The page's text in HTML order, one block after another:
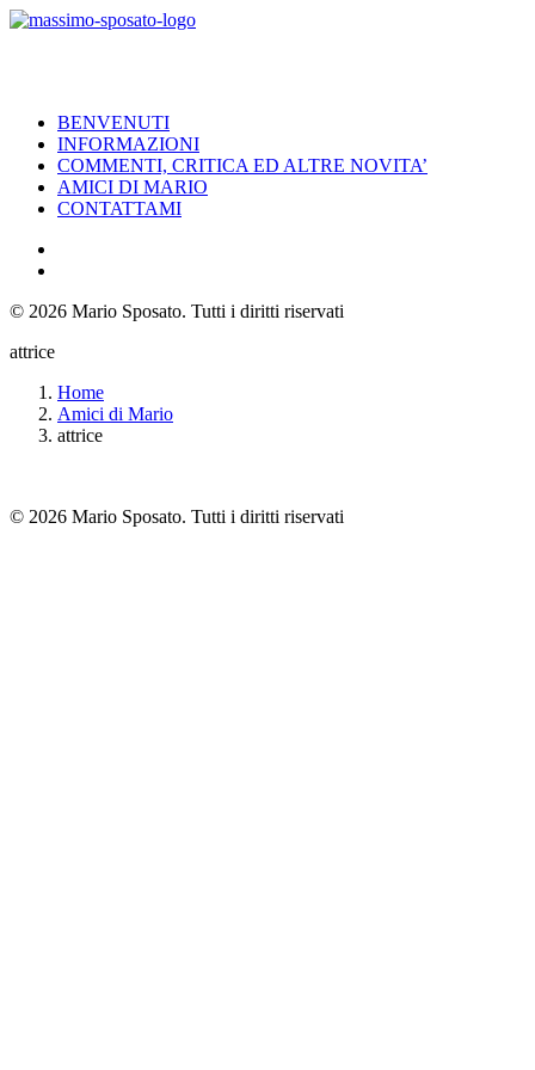
BENVENUTI
INFORMAZIONI
COMMENTI, CRITICA ED ALTRE NOVITA’
AMICI DI MARIO
CONTATTAMI
© 2026 Mario Sposato. Tutti i diritti riservati
attrice
Home
Amici di Mario
attrice
© 2026 Mario Sposato. Tutti i diritti riservati